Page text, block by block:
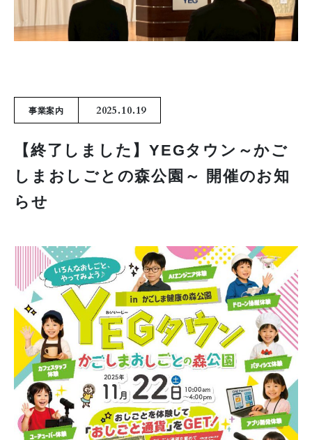
事業案内 2025.10.19
【終了しました】YEGタウン～かご
しまおしごとの森公園～ 開催のお知
らせ